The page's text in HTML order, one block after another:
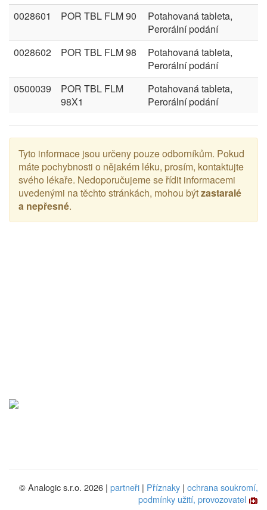
0028601
POR TBL FLM 90
Potahovaná tableta,
Perorální podání
0028602
POR TBL FLM 98
Potahovaná tableta,
Perorální podání
0500039
POR TBL FLM
98X1
Potahovaná tableta,
Perorální podání
Tyto informace jsou určeny pouze odborníkům. Pokud
máte pochybnosti o nějakém léku, prosím, kontaktujte
svého lékaře. Nedoporučujeme se řídit informacemi
uvedenými na těchto stránkách, mohou býtzastaralé
a nepřesné.
© Analogic s.r.o. 2026 | partneři | Příznaky | ochrana soukromí,
podmínky užití, provozovatel